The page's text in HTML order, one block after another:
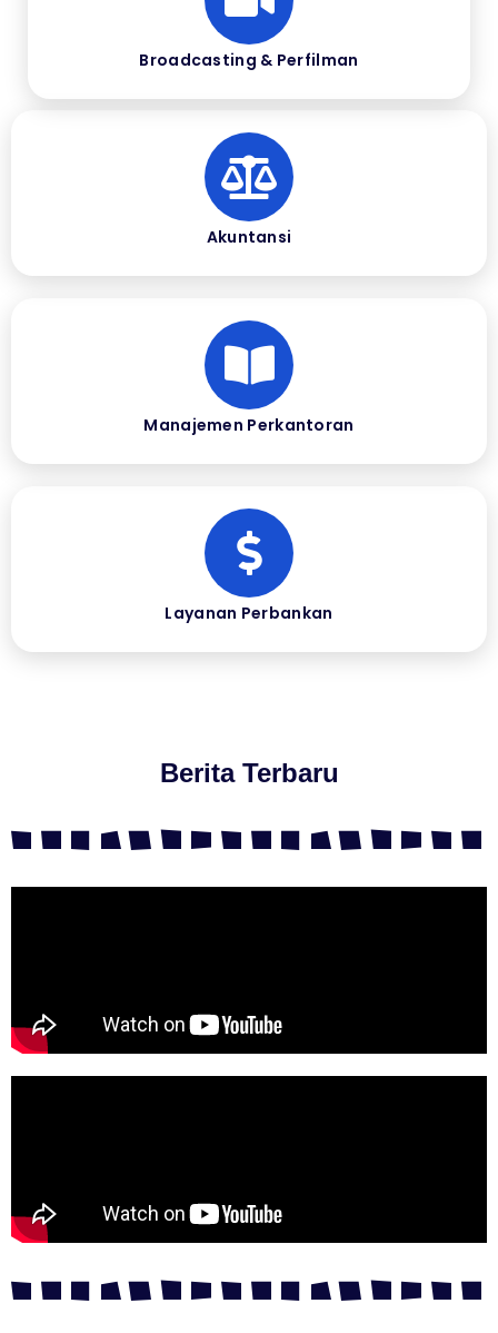
Broadcasting & Perfilman
Akuntansi
Manajemen Perkantoran
Layanan Perbankan
Berita Terbaru